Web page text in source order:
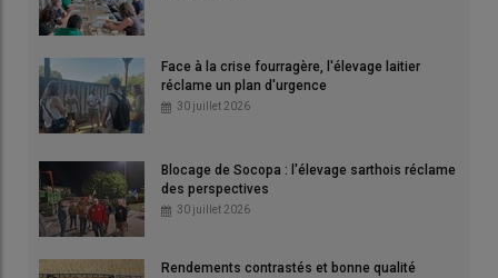
Face à la crise fourragère, l'élevage laitier
réclame un plan d'urgence
30 juillet 2026
Blocage de Socopa : l'élevage sarthois réclame
des perspectives
30 juillet 2026
Rendements contrastés et bonne qualité